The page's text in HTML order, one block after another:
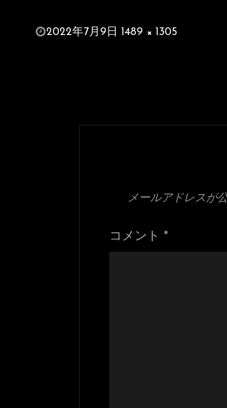
投2022年7月9日 1489 × 1305
メールアドレスが
コメント *